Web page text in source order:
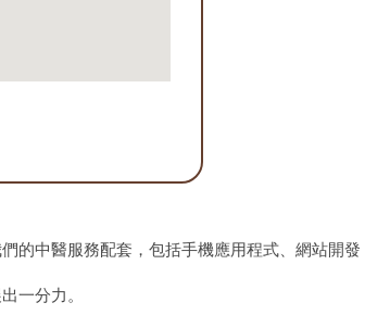
的中醫服務配套，包括手機應用程式、網站開發
一分力。